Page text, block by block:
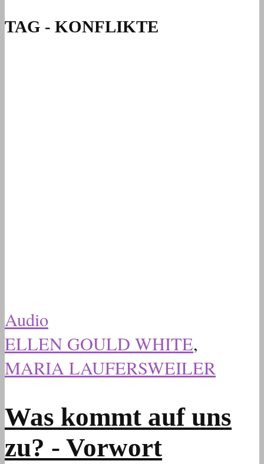
TAG - KONFLIKTE
Audio
ELLEN GOULD WHITE,
MARIA LAUFERSWEILER
Was kommt auf uns
zu? - Vorwort